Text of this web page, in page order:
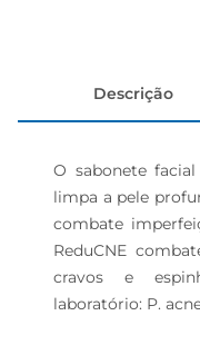
Descrição
O sabonete
limpa a pele
combate
ReduCNE
cravos e
laboratório: P.